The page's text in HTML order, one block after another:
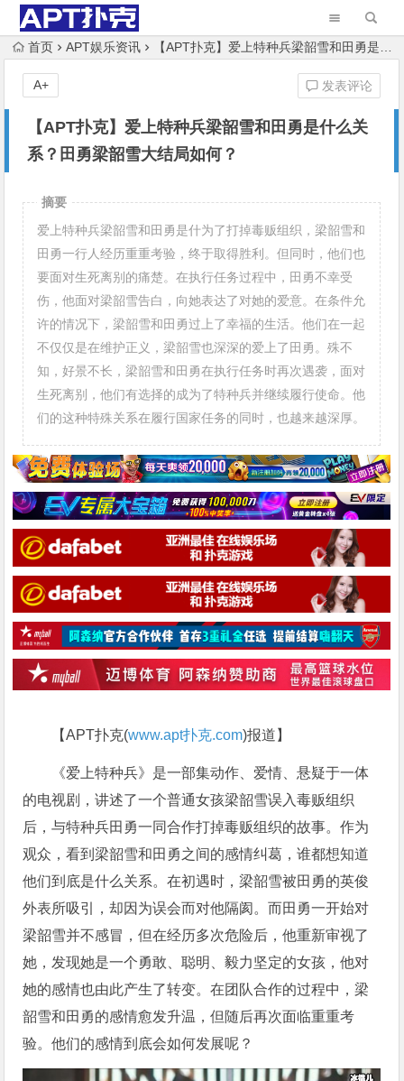
首页 APT娱乐资讯 【APT扑克】爱上特种兵梁韶雪和田勇是什么关系？田勇梁韶雪大结局如何？
【APT扑克】爱上特种兵梁韶雪和田勇是什么关
系？田勇梁韶雪大结局如何？
发表评论
A+
摘要
爱上特种兵梁韶雪和田勇是什为了打掉毒贩组织，梁韶雪和
田勇一行人经历重重考验，终于取得胜利。但同时，他们也
要面对生死离别的痛楚。在执行任务过程中，田勇不幸受
伤，他面对梁韶雪告白，向她表达了对她的爱意。在条件允
许的情况下，梁韶雪和田勇过上了幸福的生活。他们在一起
不仅仅是在维护正义，梁韶雪也深深的爱上了田勇。殊不
知，好景不长，梁韶雪和田勇在执行任务时再次遇袭，面对
生死离别，他们有选择的成为了特种兵并继续履行使命。他
们的这种特殊关系在履行国家任务的同时，也越来越深厚。
【APT扑克(www.apt扑克.com)报道】
《爱上特种兵》是一部集动作、爱情、悬疑于一体
的电视剧，讲述了一个普通女孩梁韶雪误入毒贩组织
后，与特种兵田勇一同合作打掉毒贩组织的故事。作为
观众，看到梁韶雪和田勇之间的感情纠葛，谁都想知道
他们到底是什么关系。在初遇时，梁韶雪被田勇的英俊
外表所吸引，却因为误会而对他隔阂。而田勇一开始对
梁韶雪并不感冒，但在经历多次危险后，他重新审视了
她，发现她是一个勇敢、聪明、毅力坚定的女孩，他对
她的感情也由此产生了转变。在团队合作的过程中，梁
韶雪和田勇的感情愈发升温，但随后再次面临重重考
验。他们的感情到底会如何发展呢？